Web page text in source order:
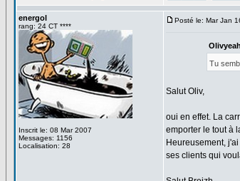
energol
rang: 24 CT ****
Inscrit le: 08 Mar 2007
Messages: 1156
Localisation: 28
Posté le: Mar Jan
Tu
Salut Oliv,
oui en effet. La
emporter le tout à
Heureusement,
ses clients qui